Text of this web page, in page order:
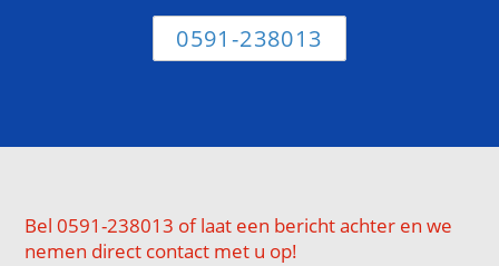
0591-238013
Bel 0591-238013 of laat een bericht achter en we
nemen direct contact met u op!